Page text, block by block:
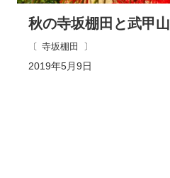
2019年5月9日
寺坂棚田
秋の寺坂棚田と武甲山